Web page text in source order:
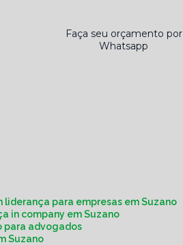
Faça seu orçamento por
Whatsapp
liderança para empresas em Suzano
in company em Suzano
para advogados
Suzano